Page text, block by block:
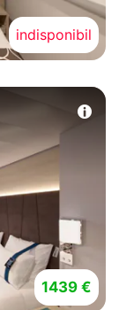
indisponibil
1439 €